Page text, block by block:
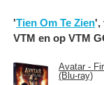
'Tien Om Te Zien',
VTM en op VTM
Avatar -
(Blu-ray)